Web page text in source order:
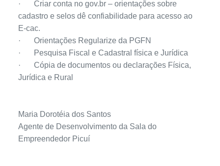
·
Criar conta no gov.br – orientações sobre
cadastro e selos dê confiabilidade para acesso ao
E-cac.
·
Orientações Regularize da PGFN
·
Pesquisa Fiscal e Cadastral física e Jurídica
·
Cópia de documentos ou declarações Física,
Jurídica e Rural
Maria Dorotéia dos Santos
Agente de Desenvolvimento da Sala do
Empreendedor Picuí